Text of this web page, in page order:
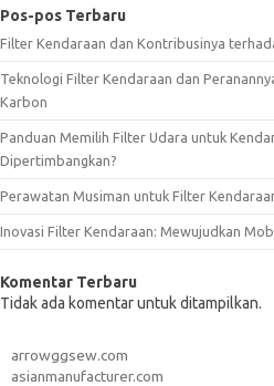
Pos-pos Terbaru
Filter Kendaraan dan Kontribusinya
Teknologi Filter Kendaraan dan
Karbon
Panduan Memilih Filter Udara untuk
Dipertimbangkan?
Perawatan Musiman untuk Filter
Inovasi Filter Kendaraan: Mewujudkan
Komentar Terbaru
Tidak ada komentar untuk ditampilkan.
arrowggsew.com
asianmanufacturer.com